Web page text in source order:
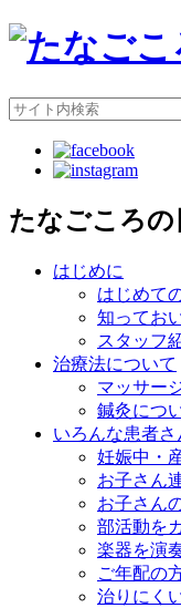
たなごころ
はじめに
はじめて
知ってお
スタッフ
治療法について
マッサー
鍼灸につ
いろんな患者さ
妊娠中・
お子さん
お子さん
部活動を
楽器を演
ご年配の
治りにく